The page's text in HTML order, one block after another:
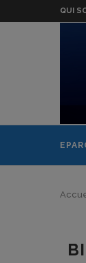
QUI